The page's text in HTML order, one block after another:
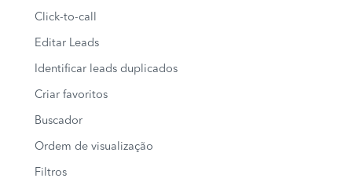
Click-to-call
Editar Leads
Identificar leads duplicados
Criar favoritos
Buscador
Ordem de visualização
Filtros